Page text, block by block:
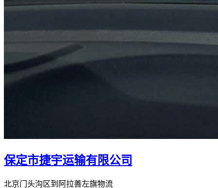
保定市捷宇运输有限公司
北京门头沟区到阿拉善左旗物流